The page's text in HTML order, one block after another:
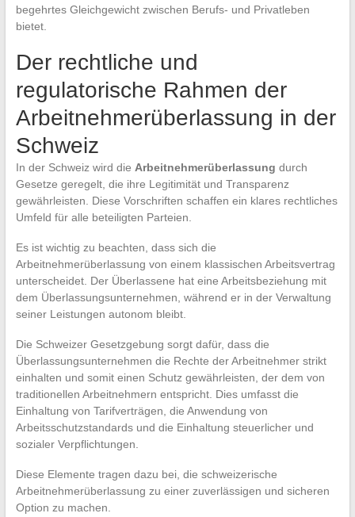
begehrtes Gleichgewicht zwischen Berufs- und Privatleben
bietet.
Der rechtliche und
regulatorische Rahmen der
Arbeitnehmerüberlassung in der
Schweiz
In der Schweiz wird die Arbeitnehmerüberlassung durch
Gesetze geregelt, die ihre Legitimität und Transparenz
gewährleisten. Diese Vorschriften schaffen ein klares rechtliches
Umfeld für alle beteiligten Parteien.
Es ist wichtig zu beachten, dass sich die
Arbeitnehmerüberlassung von einem klassischen Arbeitsvertrag
unterscheidet. Der Überlassene hat eine Arbeitsbeziehung mit
dem Überlassungsunternehmen, während er in der Verwaltung
seiner Leistungen autonom bleibt.
Die Schweizer Gesetzgebung sorgt dafür, dass die
Überlassungsunternehmen die Rechte der Arbeitnehmer strikt
einhalten und somit einen Schutz gewährleisten, der dem von
traditionellen Arbeitnehmern entspricht. Dies umfasst die
Einhaltung von Tarifverträgen, die Anwendung von
Arbeitsschutzstandards und die Einhaltung steuerlicher und
sozialer Verpflichtungen.
Diese Elemente tragen dazu bei, die schweizerische
Arbeitnehmerüberlassung zu einer zuverlässigen und sicheren
Option zu machen.